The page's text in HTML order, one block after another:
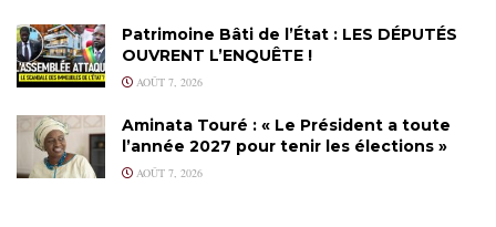
Patrimoine Bâti de l’État : LES DÉPUTÉS
OUVRENT L’ENQUÊTE !
AOÛT 7, 2026
Aminata Touré : « Le Président a toute
l’année 2027 pour tenir les élections »
AOÛT 7, 2026